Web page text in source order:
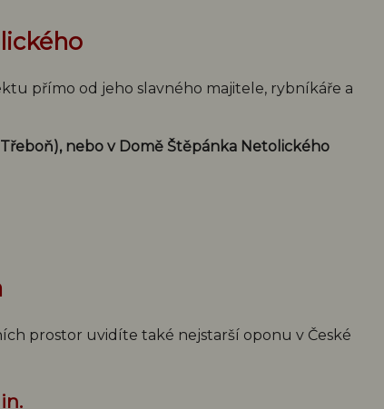
přímo od jeho slavného majitele, rybníkáře a
nebo v Domě Štěpánka Netolického
prostor uvidíte také nejstarší oponu v České